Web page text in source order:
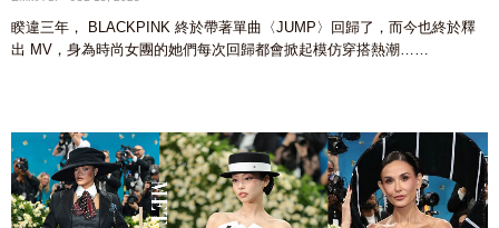
睽違三年， BLACKPINK 終於帶著單曲〈JUMP〉回歸了，而今也終於釋
出 MV，身為時尚女團的她們每次回歸都會掀起模仿穿搭熱潮……